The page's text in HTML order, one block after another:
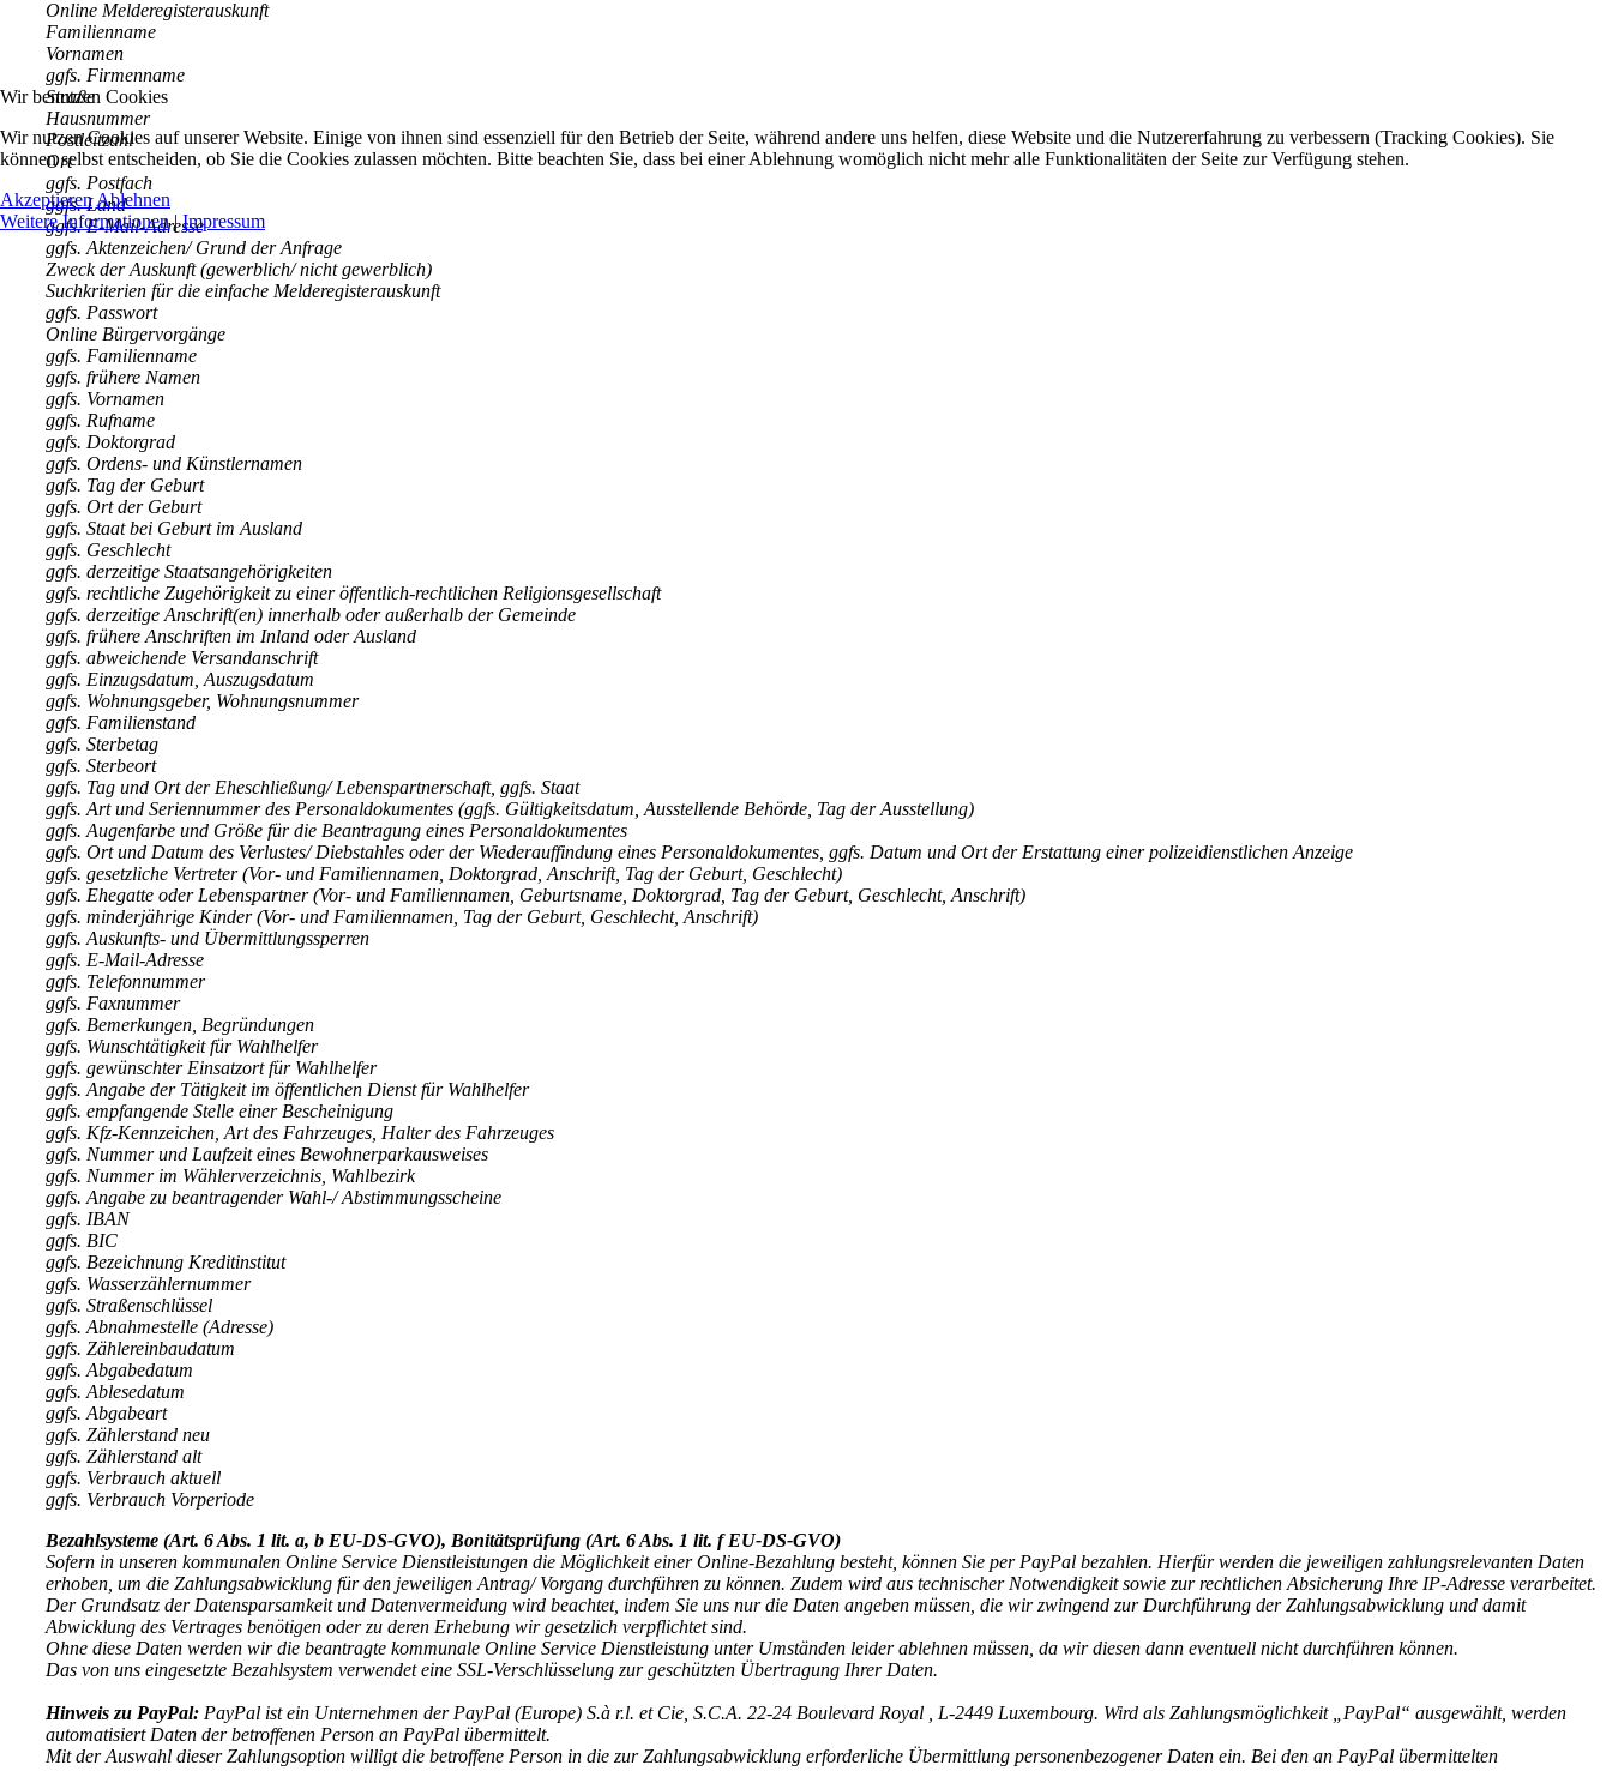
Online Melderegisterauskunft
Familienname
Vornamen
ggfs. Firmenname
Straße
Hausnummer
Postleitzahl
Ort
ggfs. Postfach
ggfs. Land
ggfs. E-Mail-Adresse
ggfs. Aktenzeichen/ Grund der Anfrage
Zweck der Auskunft (gewerblich/ nicht gewerblich)
Suchkriterien für die einfache Melderegisterauskunft
ggfs. Passwort
Online Bürgervorgänge
ggfs. Familienname
ggfs. frühere Namen
ggfs. Vornamen
ggfs. Rufname
ggfs. Doktorgrad
ggfs. Ordens- und Künstlernamen
ggfs. Tag der Geburt
ggfs. Ort der Geburt
ggfs. Staat bei Geburt im Ausland
ggfs. Geschlecht
ggfs. derzeitige Staatsangehörigkeiten
ggfs. rechtliche Zugehörigkeit zu einer öffentlich-rechtlichen Religionsgesellschaft
ggfs. derzeitige Anschrift(en) innerhalb oder außerhalb der Gemeinde
ggfs. frühere Anschriften im Inland oder Ausland
ggfs. abweichende Versandanschrift
ggfs. Einzugsdatum, Auszugsdatum
ggfs. Wohnungsgeber, Wohnungsnummer
ggfs. Familienstand
ggfs. Sterbetag
ggfs. Sterbeort
ggfs. Tag und Ort der Eheschließung/ Lebenspartnerschaft, ggfs. Staat
ggfs. Art und Seriennummer des Personaldokumentes (ggfs. Gültigkeitsdatum, Ausstellende Behörde, Tag der Ausstellung)
ggfs. Augenfarbe und Größe für die Beantragung eines Personaldokumentes
ggfs. Ort und Datum des Verlustes/ Diebstahles oder der Wiederauffindung eines Personaldokumentes, ggfs. Datum und Ort der Erstattung einer polizeidienstlichen Anzeige
ggfs. gesetzliche Vertreter (Vor- und Familiennamen, Doktorgrad, Anschrift, Tag der Geburt, Geschlecht)
ggfs. Ehegatte oder Lebenspartner (Vor- und Familiennamen, Geburtsname, Doktorgrad, Tag der Geburt, Geschlecht, Anschrift)
ggfs. minderjährige Kinder (Vor- und Familiennamen, Tag der Geburt, Geschlecht, Anschrift)
ggfs. Auskunfts- und Übermittlungssperren
ggfs. E-Mail-Adresse
ggfs. Telefonnummer
ggfs. Faxnummer
ggfs. Bemerkungen, Begründungen
ggfs. Wunschtätigkeit für Wahlhelfer
ggfs. gewünschter Einsatzort für Wahlhelfer
ggfs. Angabe der Tätigkeit im öffentlichen Dienst für Wahlhelfer
ggfs. empfangende Stelle einer Bescheinigung
ggfs. Kfz-Kennzeichen, Art des Fahrzeuges, Halter des Fahrzeuges
ggfs. Nummer und Laufzeit eines Bewohnerparkausweises
ggfs. Nummer im Wählerverzeichnis, Wahlbezirk
ggfs. Angabe zu beantragender Wahl-/ Abstimmungsscheine
ggfs. IBAN
ggfs. BIC
ggfs. Bezeichnung Kreditinstitut
ggfs. Wasserzählernummer
ggfs. Straßenschlüssel
ggfs. Abnahmestelle (Adresse)
ggfs. Zählereinbaudatum
ggfs. Abgabedatum
ggfs. Ablesedatum
ggfs. Abgabeart
ggfs. Zählerstand neu
ggfs. Zählerstand alt
ggfs. Verbrauch aktuell
ggfs. Verbrauch Vorperiode
Bezahlsysteme (Art. 6 Abs. 1 lit. a, b EU-DS-GVO), Bonitätsprüfung (Art. 6 Abs. 1 lit. f EU-DS-GVO)
Sofern in unseren kommunalen Online Service Dienstleistungen die Möglichkeit einer Online-Bezahlung besteht, können Sie per PayPal bezahlen. Hierfür werden die jeweiligen zahlungsrelevanten Daten
erhoben, um die Zahlungsabwicklung für den jeweiligen Antrag/ Vorgang durchführen zu können. Zudem wird aus technischer Notwendigkeit sowie zur rechtlichen Absicherung Ihre IP-Adresse verarbeitet.
Der Grundsatz der Datensparsamkeit und Datenvermeidung wird beachtet, indem Sie uns nur die Daten angeben müssen, die wir zwingend zur Durchführung der Zahlungsabwicklung und damit
Abwicklung des Vertrages benötigen oder zu deren Erhebung wir gesetzlich verpflichtet sind.
Ohne diese Daten werden wir die beantragte kommunale Online Service Dienstleistung unter Umständen leider ablehnen müssen, da wir diesen dann eventuell nicht durchführen können.
Das von uns eingesetzte Bezahlsystem verwendet eine SSL-Verschlüsselung zur geschützten Übertragung Ihrer Daten.
Hinweis zu PayPal: PayPal ist ein Unternehmen der PayPal (Europe) S.à r.l. et Cie, S.C.A. 22-24 Boulevard Royal , L-2449 Luxembourg. Wird als Zahlungsmöglichkeit „PayPal“ ausgewählt, werden
automatisiert Daten der betroffenen Person an PayPal übermittelt.
Mit der Auswahl dieser Zahlungsoption willigt die betroffene Person in die zur Zahlungsabwicklung erforderliche Übermittlung personenbezogener Daten ein. Bei den an PayPal übermittelten
Wir benutzen Cookies
Wir nutzen Cookies auf unserer Website. Einige von ihnen sind essenziell für den Betrieb der Seite, während andere uns helfen, diese Website und die Nutzererfahrung zu verbessern (Tracking Cookies). Sie
können selbst entscheiden, ob Sie die Cookies zulassen möchten. Bitte beachten Sie, dass bei einer Ablehnung womöglich nicht mehr alle Funktionalitäten der Seite zur Verfügung stehen.
Akzeptieren Ablehnen
Weitere Informationen|Impressum